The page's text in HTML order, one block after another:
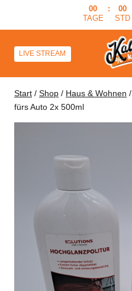
00
TAGE
:
00
STD
LIVE STREAM
Start / Shop / Haus & Wohnen /
fürs Auto 2x 500ml